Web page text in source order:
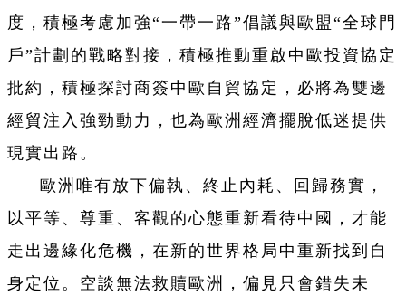
度，積極考慮加強“一帶一路”倡議與歐盟“全球門
戶”計劃的戰略對接，積極推動重啟中歐投資協定
批約，積極探討商簽中歐自貿協定，必將為雙邊
經貿注入強勁動力，也為歐洲經濟擺脫低迷提供
現實出路。
歐洲唯有放下偏執、終止內耗、回歸務實，
以平等、尊重、客觀的心態重新看待中國，才能
走出邊緣化危機，在新的世界格局中重新找到自
身定位。空談無法救贖歐洲，偏見只會錯失未